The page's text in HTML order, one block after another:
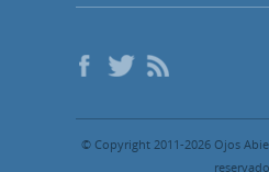
© Copyright 2011-2026 Ojos